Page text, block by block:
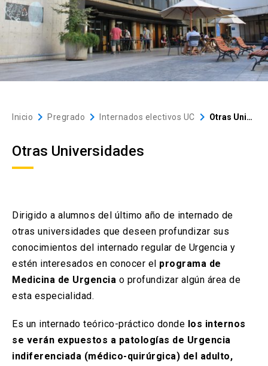
Ultrasonido Clínico
Recursos keyboard_arrow_down
Inicio keyboard_arrow_rightPregrado keyboard_arrow_right Internados electivos UC keyboard_arrow_right Otras Universidades
Otras Universidades
Dirigido a alumnos del último año de internado de
otras universidades que deseen profundizar sus
conocimientos del internado regular de Urgencia y
estén interesados en conocer el programa de
Medicina de Urgencia o profundizar algún área de
esta especialidad.
Es un internado teórico-práctico donde los internos
se verán expuestos a patologías de Urgencia
indiferenciada (médico-quirúrgica) del adulto,